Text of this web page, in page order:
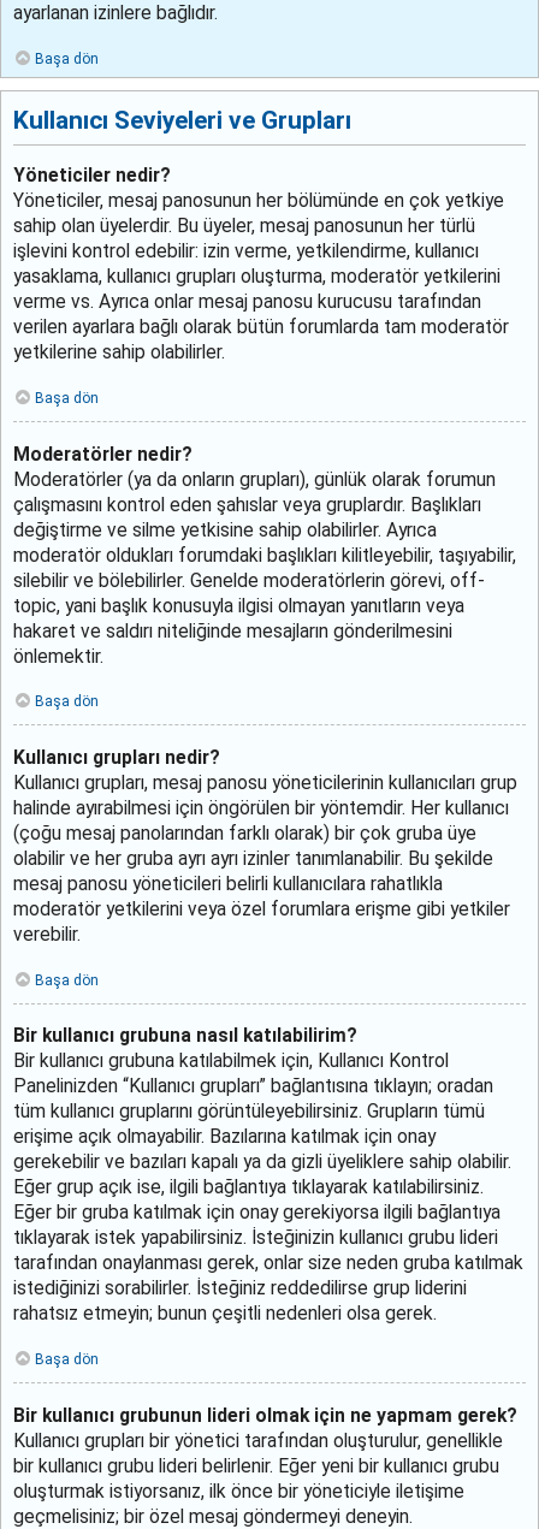
ayarlanan izinlere bağlıdır.
Başa dön
Kullanıcı Seviyeleri ve Grupları
Yöneticiler nedir?
Yöneticiler, mesaj panosunun her bölümünde en çok yetkiye
sahip olan üyelerdir. Bu üyeler, mesaj panosunun her türlü
işlevini kontrol edebilir: izin verme, yetkilendirme, kullanıcı
yasaklama, kullanıcı grupları oluşturma, moderatör yetkilerini
verme vs. Ayrıca onlar mesaj panosu kurucusu tarafından
verilen ayarlara bağlı olarak bütün forumlarda tam moderatör
yetkilerine sahip olabilirler.
Başa dön
Moderatörler nedir?
Moderatörler (ya da onların grupları), günlük olarak forumun
çalışmasını kontrol eden şahıslar veya gruplardır. Başlıkları
değiştirme ve silme yetkisine sahip olabilirler. Ayrıca
moderatör oldukları forumdaki başlıkları kilitleyebilir, taşıyabilir,
silebilir ve bölebilirler. Genelde moderatörlerin görevi, off-
topic, yani başlık konusuyla ilgisi olmayan yanıtların veya
hakaret ve saldırı niteliğinde mesajların gönderilmesini
önlemektir.
Başa dön
Kullanıcı grupları nedir?
Kullanıcı grupları, mesaj panosu yöneticilerinin kullanıcıları grup
halinde ayırabilmesi için öngörülen bir yöntemdir. Her kullanıcı
(çoğu mesaj panolarından farklı olarak) bir çok gruba üye
olabilir ve her gruba ayrı ayrı izinler tanımlanabilir. Bu şekilde
mesaj panosu yöneticileri belirli kullanıcılara rahatlıkla
moderatör yetkilerini veya özel forumlara erişme gibi yetkiler
verebilir.
Başa dön
Bir kullanıcı grubuna nasıl katılabilirim?
Bir kullanıcı grubuna katılabilmek için, Kullanıcı Kontrol
Panelinizden “Kullanıcı grupları” bağlantısına tıklayın; oradan
tüm kullanıcı gruplarını görüntüleyebilirsiniz. Grupların tümü
erişime açık olmayabilir. Bazılarına katılmak için onay
gerekebilir ve bazıları kapalı ya da gizli üyeliklere sahip olabilir.
Eğer grup açık ise, ilgili bağlantıya tıklayarak katılabilirsiniz.
Eğer bir gruba katılmak için onay gerekiyorsa ilgili bağlantıya
tıklayarak istek yapabilirsiniz. İsteğinizin kullanıcı grubu lideri
tarafından onaylanması gerek, onlar size neden gruba katılmak
istediğinizi sorabilirler. İsteğiniz reddedilirse grup liderini
rahatsız etmeyin; bunun çeşitli nedenleri olsa gerek.
Başa dön
Bir kullanıcı grubunun lideri olmak için ne yapmam gerek?
Kullanıcı grupları bir yönetici tarafından oluşturulur, genellikle
bir kullanıcı grubu lideri belirlenir. Eğer yeni bir kullanıcı grubu
oluşturmak istiyorsanız, ilk önce bir yöneticiyle iletişime
geçmelisiniz; bir özel mesaj göndermeyi deneyin.